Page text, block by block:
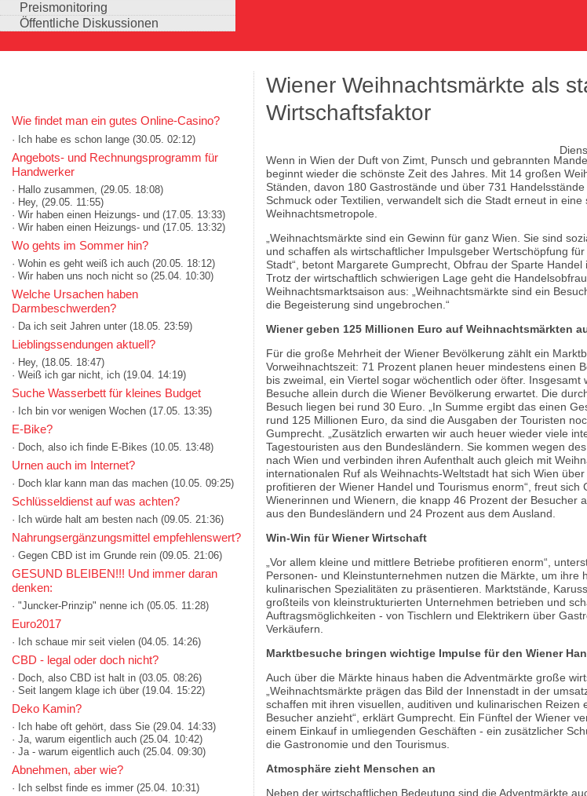
Preismonitoring
Öffentliche Diskussionen
Wie findet man ein gutes Online-Casino?
· Ich habe es schon lange (30.05. 02:12)
Angebots- und Rechnungsprogramm für
Handwerker
· Hallo zusammen, (29.05. 18:08)
· Hey, (29.05. 11:55)
· Wir haben einen Heizungs- und (17.05. 13:33)
· Wir haben einen Heizungs- und (17.05. 13:32)
Wo gehts im Sommer hin?
· Wohin es geht weiß ich auch (20.05. 18:12)
· Wir haben uns noch nicht so (25.04. 10:30)
Welche Ursachen haben
Darmbeschwerden?
· Da ich seit Jahren unter (18.05. 23:59)
Lieblingssendungen aktuell?
· Hey, (18.05. 18:47)
· Weiß ich gar nicht, ich (19.04. 14:19)
Suche Wasserbett für kleines Budget
· Ich bin vor wenigen Wochen (17.05. 13:35)
E-Bike?
· Doch, also ich finde E-Bikes (10.05. 13:48)
Urnen auch im Internet?
· Doch klar kann man das machen (10.05. 09:25)
Schlüsseldienst auf was achten?
· Ich würde halt am besten nach (09.05. 21:36)
Nahrungsergänzungsmittel empfehlenswert?
· Gegen CBD ist im Grunde rein (09.05. 21:06)
GESUND BLEIBEN!!! Und immer daran
denken:
· "Juncker-Prinzip" nenne ich (05.05. 11:28)
Euro2017
· Ich schaue mir seit vielen (04.05. 14:26)
CBD - legal oder doch nicht?
· Doch, also CBD ist halt in (03.05. 08:26)
· Seit langem klage ich über (19.04. 15:22)
Deko Kamin?
· Ich habe oft gehört, dass Sie (29.04. 14:33)
· Ja, warum eigentlich auch (25.04. 10:42)
· Ja - warum eigentlich auch (25.04. 09:30)
Abnehmen, aber wie?
· Ich selbst finde es immer (25.04. 10:31)
Wiener Weihnachtsmärkte als
Wirtschaftsfaktor
Wenn in Wien der Duft von Zimt, Punsch und gebrannten
beginnt wieder die schönste Zeit des Jahres. Mit 14 großen
Ständen, davon 180 Gastrostände und über 731
Schmuck oder Textilien, verwandelt sich die Stadt erneut in eine
Weihnachtsmetropole.
„Weihnachtsmärkte sind ein Gewinn für ganz Wien. Sie sind
und schaffen als wirtschaftlicher Impulsgeber Wertschöpfung
Stadt“, betont Margarete Gumprecht, Obfrau der Sparte Handel
Trotz der wirtschaftlich schwierigen Lage geht die
Weihnachtsmarktsaison aus: „Weihnachtsmärkte sind ein
die Begeisterung sind ungebrochen.“
Wiener geben 125 Millionen Euro auf Weihnachtsmärkten
Für die große Mehrheit der Wiener Bevölkerung zählt ein
Vorweihnachtszeit: 71 Prozent planen heuer mindestens einen
bis zweimal, ein Viertel sogar wöchentlich oder öfter. Insgesamt
Besuche allein durch die Wiener Bevölkerung erwartet. Die
Besuch liegen bei rund 30 Euro. „In Summe ergibt das einen
rund 125 Millionen Euro, da sind die Ausgaben der Touristen
Gumprecht. „Zusätzlich erwarten wir auch heuer wieder viele
Tagestouristen aus den Bundesländern. Sie kommen wegen
nach Wien und verbinden ihren Aufenthalt auch gleich mit
internationalen Ruf als Weihnachts-Weltstadt hat sich Wien
profitieren der Wiener Handel und Tourismus enorm“, freut sich
Wienerinnen und Wienern, die knapp 46 Prozent der Besucher
aus den Bundesländern und 24 Prozent aus dem Ausland.
Win-Win für Wiener Wirtschaft
„Vor allem kleine und mittlere Betriebe profitieren enorm“,
Personen- und Kleinstunternehmen nutzen die Märkte, um ihre
kulinarischen Spezialitäten zu präsentieren. Marktstände,
großteils von kleinstrukturierten Unternehmen betrieben und
Auftragsmöglichkeiten - von Tischlern und Elektrikern über
Verkäufern.
Marktbesuche bringen wichtige Impulse für den Wiener
Auch über die Märkte hinaus haben die Adventmärkte große
„Weihnachtsmärkte prägen das Bild der Innenstadt in der
schaffen mit ihren visuellen, auditiven und kulinarischen Reizen
Besucher anzieht“, erklärt Gumprecht. Ein Fünftel der Wiener
einem Einkauf in umliegenden Geschäften - ein zusätzlicher
die Gastronomie und den Tourismus.
Atmosphäre zieht Menschen an
Neben der wirtschaftlichen Bedeutung sind die Adventmärkte
Auswahlmöglichkeiten